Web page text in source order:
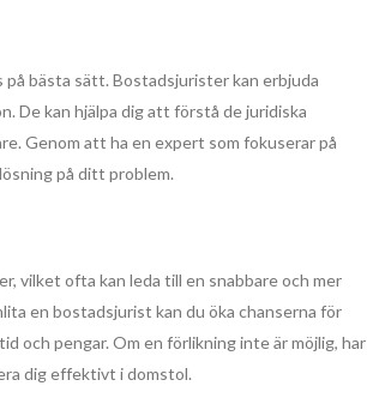
bästa sätt. Bostadsjurister kan erbjuda
De kan hjälpa dig att förstå de juridiska
Genom att ha en expert som fokuserar på
på ditt problem.
vilket ofta kan leda till en snabbare och mer
en bostadsjurist kan du öka chanserna för
och pengar. Om en förlikning inte är möjlig, har
dig effektivt i domstol.